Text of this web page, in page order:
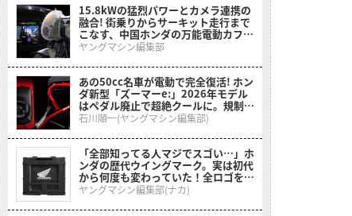
15.8kWの猛烈パワーとカメラ連携の
融合! 街乗りからサーキット走行まで
こなす、中国ホンダの万能電動カフェ
レーサーが2026年モデルにアップデ
ヤングマシン編集部
あの50cc名車が電動で完全復活! ホン
ダ新型「ズーマーe:」2026年モデル
はペダル廃止で超絶クールに。規制緩
和で本来の姿へ【海外】
石川順一(ヤングマシン編集部)
「全部知ってる人マジでスゴい…」ホ
ンダの歴代ウイングマーク。実は初代
から何度も変わっていた！全ロゴをプ
リントした［折りたたみコンテナボッ
クス ホンダウィングヒストリー］
ヤングマシン編集部(ナカ)